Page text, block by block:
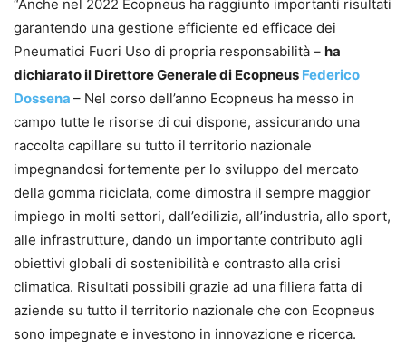
“Anche nel 2022 Ecopneus ha raggiunto importanti risultati
garantendo una gestione efficiente ed efficace dei
Pneumatici Fuori Uso di propria responsabilità – ha
dichiarato il Direttore Generale di Ecopneus Federico
Dossena – Nel corso dell’anno Ecopneus ha messo in
campo tutte le risorse di cui dispone, assicurando una
raccolta capillare su tutto il territorio nazionale
impegnandosi fortemente per lo sviluppo del mercato
della gomma riciclata, come dimostra il sempre maggior
impiego in molti settori, dall’edilizia, all’industria, allo sport,
alle infrastrutture, dando un importante contributo agli
obiettivi globali di sostenibilità e contrasto alla crisi
climatica. Risultati possibili grazie ad una filiera fatta di
aziende su tutto il territorio nazionale che con Ecopneus
sono impegnate e investono in innovazione e ricerca.